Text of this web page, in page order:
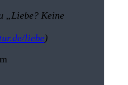
„Liebe? Keine
liebe)